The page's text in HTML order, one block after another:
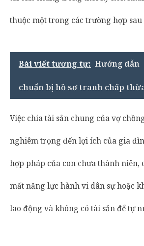
thuộc một trong các trường hợp sau
Bài viết tương tự: Hướng dẫn
chuẩn bị hồ sơ tranh chấp
Việc chia tài sản chung của vợ
nghiêm trọng đến lợi ích của gia
hợp pháp của con chưa thành niên,
mất năng lực hành vi dân sự hoặc
lao động và không có tài sản để tự